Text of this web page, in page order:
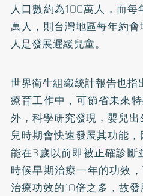
人口數約為100萬人，而
萬人，則台灣地區每年約
人是發展遲緩兒童。
世界衛生組織統計報告也指
療育工作中，可節省未來
外，科學研究發現，嬰兒
兒時期會快速發展其功能
能在3歲以前即被正確診斷
時候早期治療一年的功效
治療功效的10倍之多，故